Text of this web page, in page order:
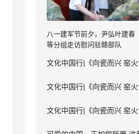
八一建军节前夕，尹弘叶建春
等分组走访慰问驻赣部队